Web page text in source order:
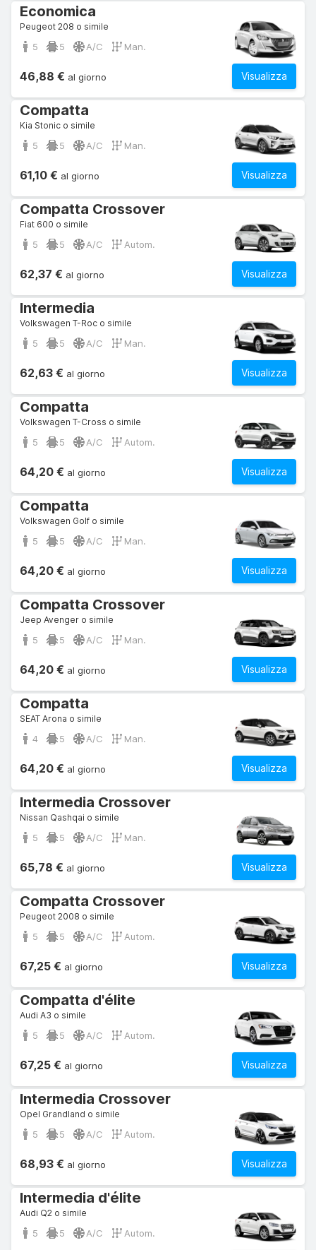
Economica
Peugeot 208 o simile
5 5 A/C Man.
Visualizza
46,88 € al giorno
Compatta
Kia Stonic o simile
5 5 A/C Man.
Visualizza
61,10 € al giorno
Compatta Crossover
Fiat 600 o simile
5 5 A/C Autom.
Visualizza
62,37 € al giorno
Intermedia
Volkswagen T-Roc o simile
5 5 A/C Man.
Visualizza
62,63 € al giorno
Compatta
Volkswagen T-Cross o simile
5 5 A/C Autom.
Visualizza
64,20 € al giorno
Compatta
Volkswagen Golf o simile
5 5 A/C Man.
Visualizza
64,20 € al giorno
Compatta Crossover
Jeep Avenger o simile
5 5 A/C Man.
Visualizza
64,20 € al giorno
Compatta
SEAT Arona o simile
4 5 A/C Man.
Visualizza
64,20 € al giorno
Intermedia Crossover
Nissan Qashqai o simile
5 5 A/C Man.
Visualizza
65,78 € al giorno
Compatta Crossover
Peugeot 2008 o simile
5 5 A/C Autom.
Visualizza
67,25 € al giorno
Compatta d'élite
Audi A3 o simile
5 5 A/C Autom.
Visualizza
67,25 € al giorno
Intermedia Crossover
Opel Grandland o simile
5 5 A/C Autom.
Visualizza
68,93 € al giorno
Intermedia d'élite
Audi Q2 o simile
5 5 A/C Autom.